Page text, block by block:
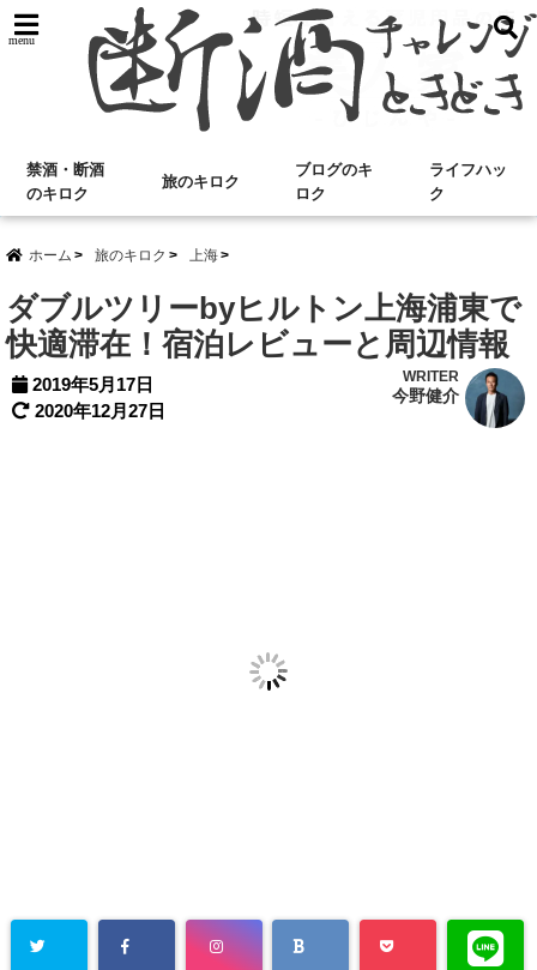
menu
禁酒・断酒
のキロク
旅のキロク
ブログのキ
ロク
ライフハッ
ク
ホーム 旅のキロク 上海
ダブルツリーbyヒルトン上海浦東で
快適滞在！宿泊レビューと周辺情報
2019年5月17日
2020年12月27日
WRITER
今野健介